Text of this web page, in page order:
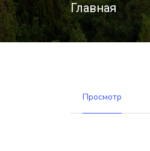
Главная
Просмотр